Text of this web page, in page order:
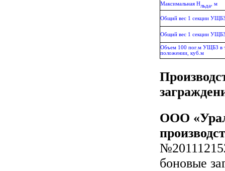
Максимальная Нльда , м
Общий вес 1 секции
Общий вес 1 секции
Объем 100 пог.м УЩБЗ в
положении, куб.м
ООО
боновые